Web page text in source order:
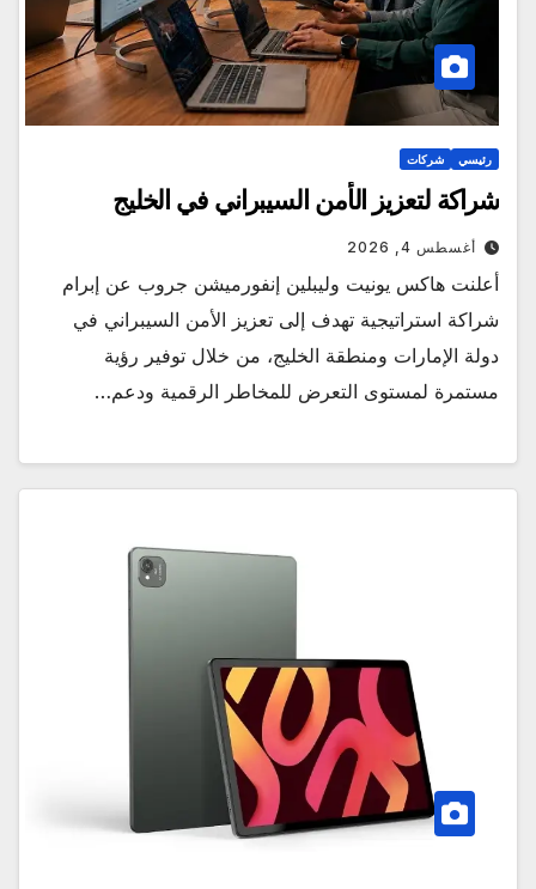
رئيسي شركات
شراكة لتعزيز الأمن السيبراني في الخليج
أغسطس 4, 2026
أعلنت هاكس يونيت وليبلين إنفورميشن جروب عن إبرام
شراكة استراتيجية تهدف إلى تعزيز الأمن السيبراني في
دولة الإمارات ومنطقة الخليج، من خلال توفير رؤية
مستمرة لمستوى التعرض للمخاطر الرقمية ودعم…